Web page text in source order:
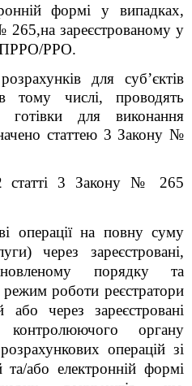
формі у випадках,
зареєстрованому у
ПРРО/РРО.
для суб’єктів
тому числі, проводять
готівки для виконання
статтею 3 Закону №
статті 3 Закону № 265
операції на повну суму
через зареєстровані,
порядку та
режим роботи реєстратори
або через зареєстровані
контролюючого органу
операцій зі
або електронній формі